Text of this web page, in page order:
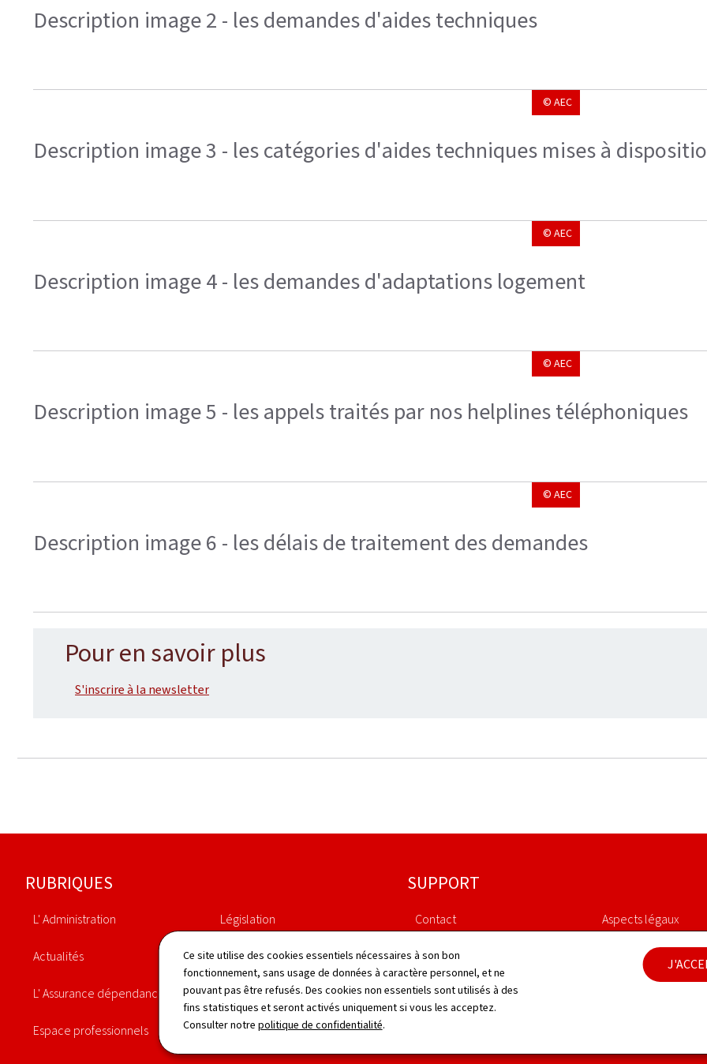
Ce site utilise des cookies essentiels nécessaires à son bon
fonctionnement, sans usage de données à caractère personnel, et ne
pouvant pas être refusés. Des cookies non essentiels sont utilisés à des
fins statistiques et seront activés uniquement si vous les acceptez.
Consulter notre politique de confidentialité.
Description image 2 - les demandes d'aides techniques
© AEC
Description image 3 - les catégories d'aides techniques mises à
© AEC
Description image 4 - les demandes d'adaptations logement
© AEC
Description image 5 - les appels traités par nos helplines téléphoniques
© AEC
Description image 6 - les délais de traitement des demandes
Pour en savoir plus
S'inscrire à la newsletter
Pied
de
RUBRIQUES
L' Administration
Actualités
L' Assurance dépendance
Espace professionnels
Législation
Annuaire
Statistiques
Publications
SUPPORT
Contact
Plan du site
À propos du site
Aspects légaux
Déclaration